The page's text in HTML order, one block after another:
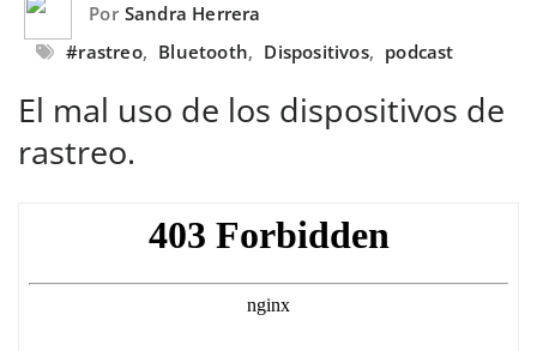
Por Sandra Herrera
#rastreo, Bluetooth, Dispositivos, podcast
El mal uso de los dispositivos de
rastreo.